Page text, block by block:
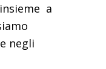
a
negli